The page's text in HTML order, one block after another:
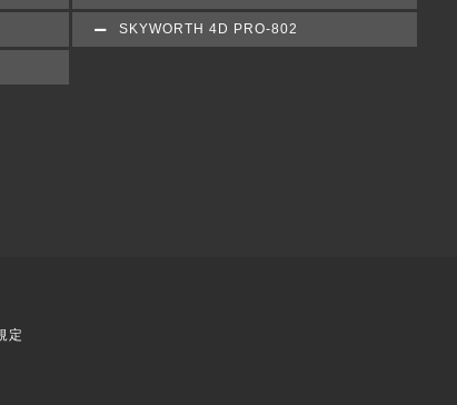
SKYWORTH 4D PRO-802
定